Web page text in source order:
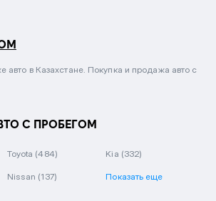
авто в Казахстане. Покупка и продажа авто с
С ПРОБЕГОМ
Toyota (484) Kia (332)
Nissan (137) Показать еще